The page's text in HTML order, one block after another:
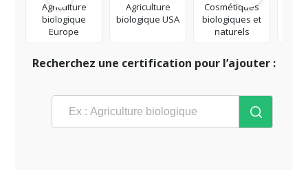
Agriculture
biologique
Europe
Agriculture
biologique USA
Cosmétiques
biologiques et
naturels
Recherchez une certification pour l’ajouter :